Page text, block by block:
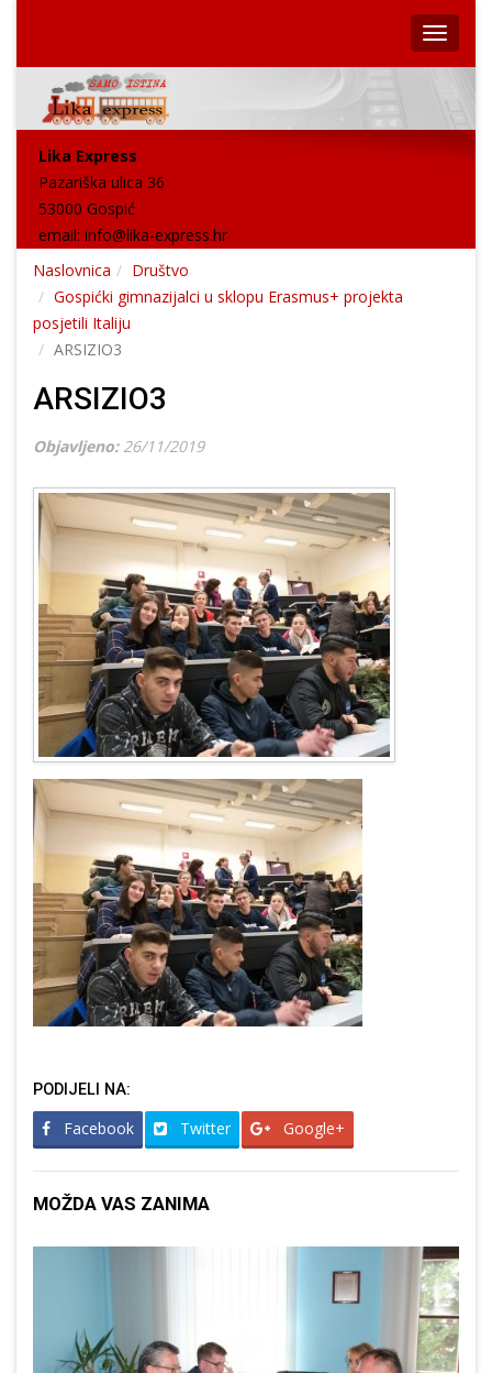
Lika Express
Pazariška ulica 36
53000 Gospić
email: info@lika-express.hr
Naslovnica
Društvo
Gospićki gimnazijalci u sklopu Erasmus+ projekta
posjetili Italiju
ARSIZIO3
ARSIZIO3
Objavljeno: 26/11/2019
PODIJELI NA:
Facebook Twitter Google+
MOŽDA VAS ZANIMA